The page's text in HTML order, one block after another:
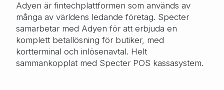
Adyen är fintechplattformen som används av
många av världens ledande företag. Specter
samarbetar med Adyen för att erbjuda en
komplett betallösning för butiker, med
kortterminal och inlösenavtal. Helt
sammankopplat med Specter POS kassasystem.